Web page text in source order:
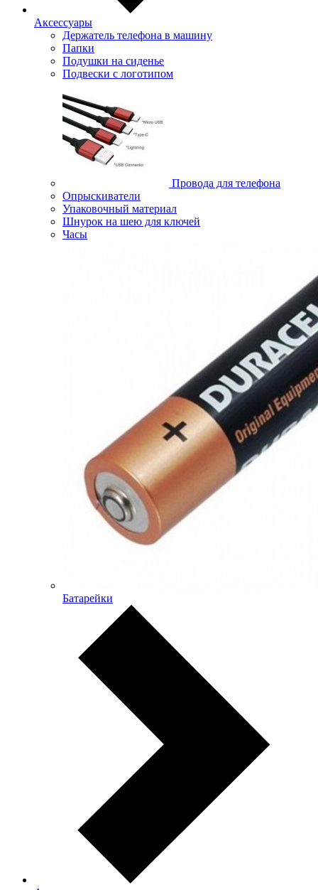
Аксессуары
Держатель телефона в машину
Папки
Подушки на сиденье
Подвески с логотипом
Провода для телефона
Опрыскиватели
Упаковочный материал
Шнурок на шею для ключей
Часы
Батарейки